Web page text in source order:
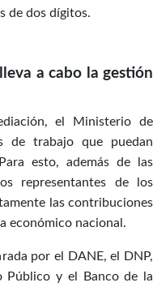
de dos dígitos.
a cabo la gestión
el Ministerio de
de trabajo que puedan
esto, además de las
representantes de los
las contribuciones
económico nacional.
por el DANE, el DNP,
Público y el Banco de la